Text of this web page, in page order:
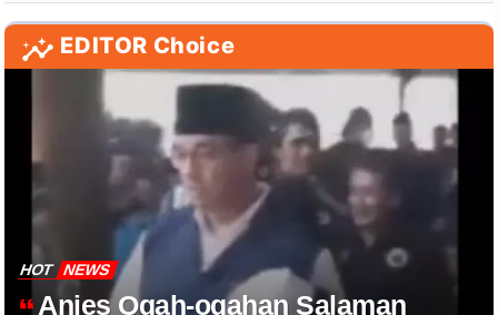
EDITOR Choice
HOT NEWS
Anies Ogah-ogahan Salaman